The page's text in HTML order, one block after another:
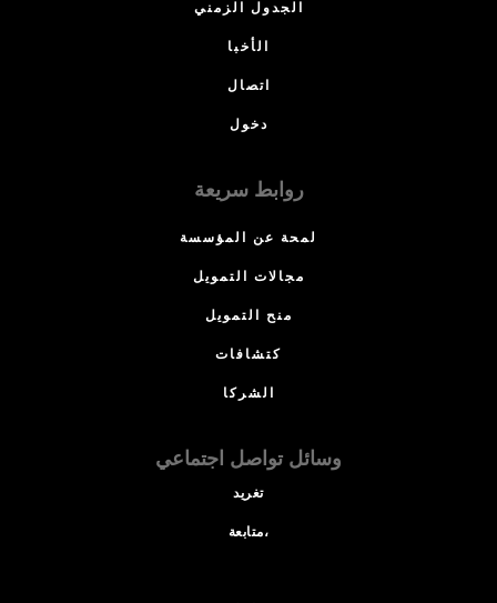
الجدول الزمني
الأخبا
اتصال
دخول
روابط سريعة
لمحة عن المؤسسة
مجالات التمويل
منح التمويل
كتشافات
الشركا
وسائل تواصل اجتماعي
تغريد
متابعة،